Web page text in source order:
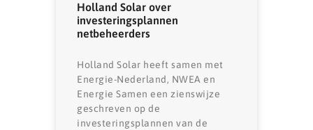
Holland Solar over
investeringsplannen
netbeheerders
Holland Solar heeft samen met
Energie-Nederland, NWEA en
Energie Samen een zienswijze
geschreven op de
investeringsplannen van de